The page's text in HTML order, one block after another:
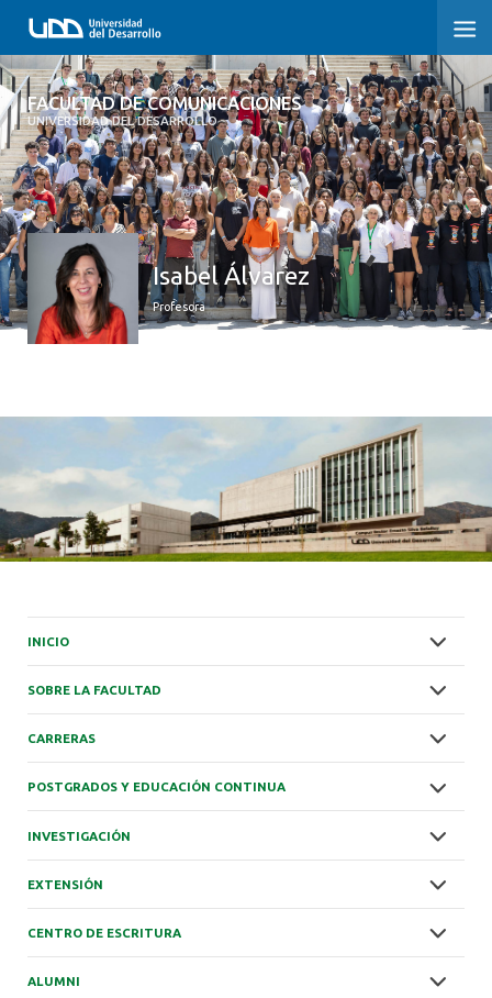
FACULTAD DE COMUNICACIONES
UNIVERSIDAD DEL DESARROLLO
FACULTAD DE COMUNICACIONES
INICIO
SOBRE LA FACULTAD
CARRERAS
POSTGRADOS Y EDUCACIÓN CONTINUA
INVESTIGACIÓN
ALUMNI
Isabel Álvarez
Profesora
INICIO
SOBRE LA FACULTAD
CARRERAS
POSTGRADOS Y EDUCACIÓN CONTINUA
INVESTIGACIÓN
EXTENSIÓN
CENTRO DE ESCRITURA
ALUMNI